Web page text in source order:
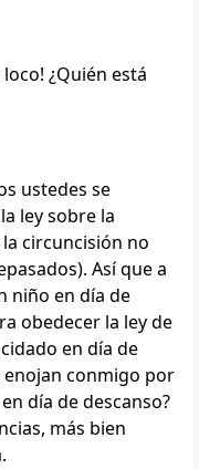
¿Quién está
ustedes se
ley sobre la
circuncisión no
Así que a
niño en día de
obedecer la ley de
en día de
enojan conmigo por
día de descanso?
más bien